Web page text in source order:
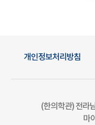
개인정보처리방침
(한의학관) 전라
마